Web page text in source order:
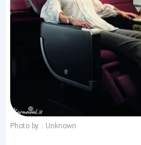
Photo by : Unknown